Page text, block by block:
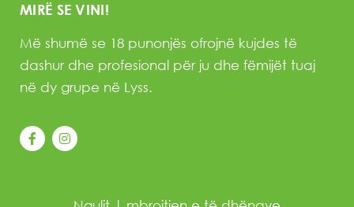
MIRË SE VINI!
Më shumë se 18 punonjës ofrojnë kujdes të
dashur dhe profesional për ju dhe fëmijët tuaj
në dy grupe në Lyss.